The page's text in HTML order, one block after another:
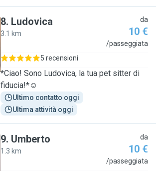
8. Ludovica
3.1 km
da
10 €
/passeggiata
5 recensioni
*Ciao! Sono Ludovica, la tua pet sitter di
fiducia!*☺️
Ultimo contatto oggi
Ultima attività oggi
9. Umberto
1.3 km
da
10 €
/passeggiata